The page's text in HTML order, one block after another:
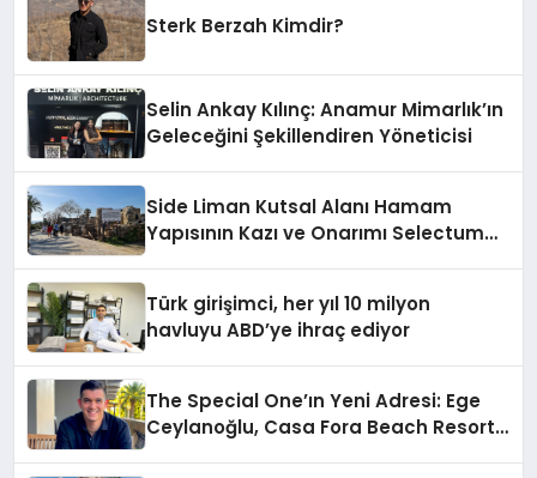
Sterk Berzah Kimdir?
Selin Ankay Kılınç: Anamur Mimarlık’ın
Geleceğini Şekillendiren Yöneticisi
Side Liman Kutsal Alanı Hamam
Yapısının Kazı ve Onarımı Selectum
Türk girişimci, her yıl 10 milyon
havluyu ABD’ye ihraç ediyor
The Special One’ın Yeni Adresi: Ege
Ceylanoğlu, Casa Fora Beach Resort